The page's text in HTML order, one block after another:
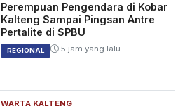
Perempuan Pengendara di Kobar
Kalteng Sampai Pingsan Antre
Pertalite di SPBU
REGIONAL 5 jam yang lalu
WARTA KALTENG